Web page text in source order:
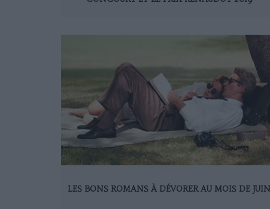
LES BONS ROMANS À DÉVORER AU MOIS DE JUIN